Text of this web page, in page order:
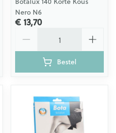
Nero N6
€ 13,70
Bestel